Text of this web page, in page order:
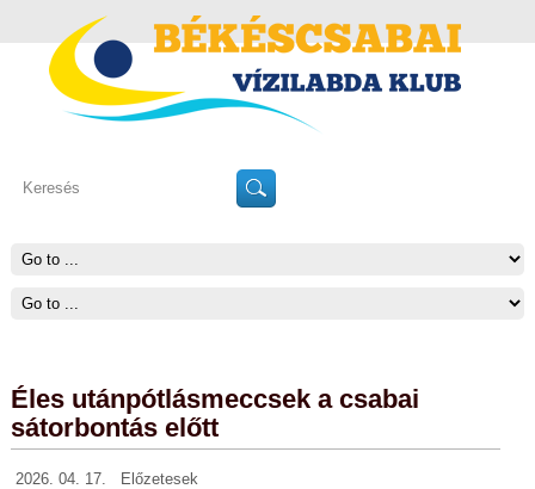
Éles utánpótlásmeccsek a csabai
sátorbontás előtt
2026. 04. 17. Előzetesek